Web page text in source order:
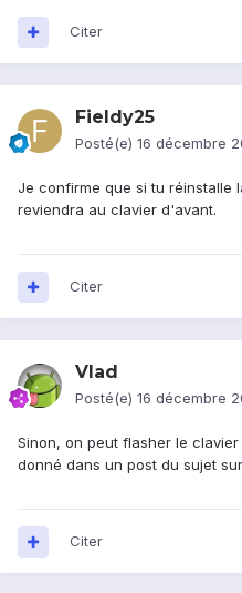
Citer
Fieldy25
Posté(e) 16 décembre
Je confirme que si tu réinstalle
reviendra au clavier d'avant.
Citer
Vlad
Posté(e) 16 décembre
Sinon, on peut flasher le
donné dans un post du sujet
Citer